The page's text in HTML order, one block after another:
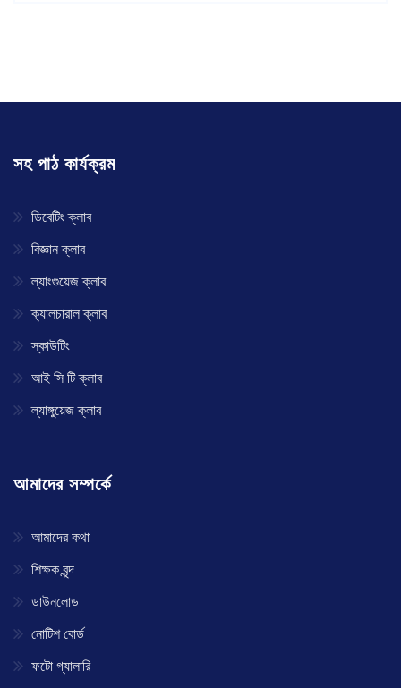
সহ পাঠ কার্যক্রম
ডিবেটিং ক্লাব
বিজ্ঞান ক্লাব
ল্যাংগুয়েজ ক্লাব
ক্যালচারাল ক্লাব
স্কাউটিং
আই সি টি ক্লাব
ল্যাঙ্গুয়েজ ক্লাব
আমাদের সম্পর্কে
আমাদের কথা
শিক্ষক বৃন্দ
ডাউনলোড
নোটিশ বোর্ড
ফটো গ্যালারি